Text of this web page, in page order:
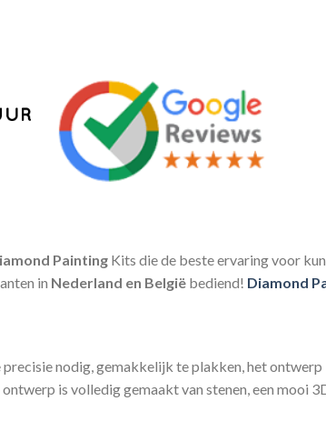
Painting Kits die de beste ervaring voor
in Nederland en België bediend! Diamond
nodig, gemakkelijk te plakken, het ontwerp
is volledig gemaakt van stenen, een mooi